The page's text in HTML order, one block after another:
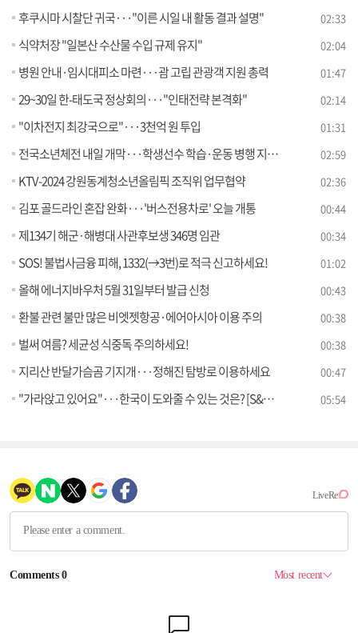
후쿠시마 시찰단 귀국···"이른 시일 내 활동 결과 설명" 02:33
식약처장 "일본산 수산물 수입 규제 유지" 02:04
병원 안내·임시대피소 마련···괌 고립 관광객 지원 총력 01:47
29~30일 한-태도국 정상회의···"인태전략 본격화" 02:14
"이차전지 최강국으로"···3천억 원 투입 01:31
전국소년체전 내일 개막···학생선수 학습·운동 병행 지원 [정책현장+] 02:59
KTV-2024 강원동계청소년올림픽 조직위 업무협약 02:36
김포 골드라인 혼잡 완화···'버스전용차로' 오늘 개통 00:44
제134기 해군·해병대 사관후보생 346명 임관 00:34
SOS! 불법사금융 피해, 1332(→3번)로 적극 신고하세요! 01:02
올해 에너지바우처 5월 31일부터 발급 신청 00:43
환불 관련 불만 많은 비엣젯항공·에어아시아 이용 주의 00:38
벌써 여름? 세균성 식중독 주의하세요! 00:38
지리산 반달가슴곰 기지개···정해진 탐방로 이용하세요 00:47
"가라앉고 있어요"···한국이 도와줄 수 있는 것은? [S&News] 05:54